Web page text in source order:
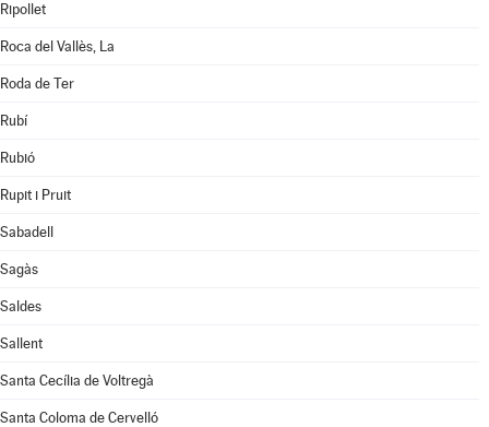
Ripollet
Roca del Vallès, La
Roda de Ter
Rubí
Rubió
Rupit i Pruit
Sabadell
Sagàs
Saldes
Sallent
Santa Cecília de Voltregà
Santa Coloma de Cervelló